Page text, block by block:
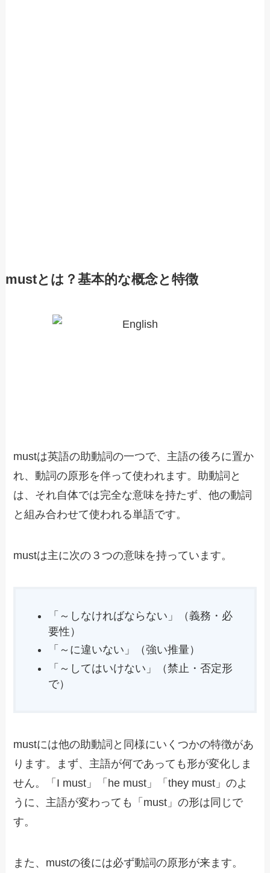
mustとは？基本的な概念と特徴
mustは英語の助動詞の一つで、主語の後ろに置か
れ、動詞の原形を伴って使われます。助動詞と
は、それ自体では完全な意味を持たず、他の動詞
と組み合わせて使われる単語です。
mustは主に次の３つの意味を持っています。
「～しなければならない」（義務・必
要性）
「～に違いない」（強い推量）
「～してはいけない」（禁止・否定形
で）
mustには他の助動詞と同様にいくつかの特徴があ
ります。まず、主語が何であっても形が変化しま
せん。「I must」「he must」「they must」のよ
うに、主語が変わっても「must」の形は同じで
す。
また、mustの後には必ず動詞の原形が来ます。